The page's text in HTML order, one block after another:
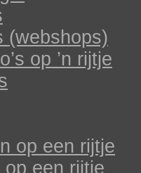
(webshops)
op ’n rijtje
op een rijtje
een rijtje